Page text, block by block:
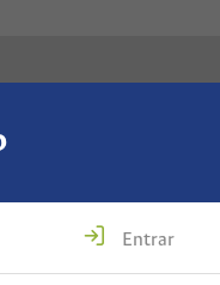
Entrar